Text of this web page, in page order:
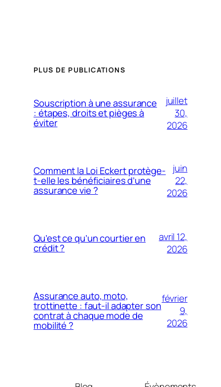
PLUS DE PUBLICATIONS
Souscription à une assurance
: étapes, droits et pièges à
éviter
juillet
30,
2026
Comment la Loi Eckert protège-
t-elle les bénéficiaires d’une
assurance vie ?
juin
22,
2026
Qu’est ce qu’un courtier en
crédit ?
avril 12,
2026
Assurance auto, moto,
trottinette : faut-il adapter son
contrat à chaque mode de
mobilité ?
février
9,
2026